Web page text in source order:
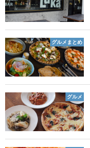
グルメまとめ
グルメ